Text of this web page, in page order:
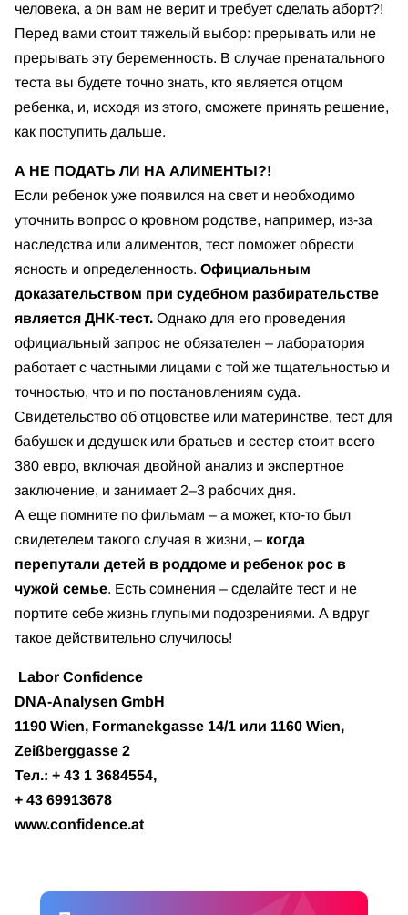
человека, а он вам не верит и требует сделать аборт?!
Перед вами стоит тяжелый выбор: прерывать или не
прерывать эту беременность. В случае пренатального
теста вы будете точно знать, кто является отцом
ребенка, и, исходя из этого, сможете принять решение,
как поступить дальше.
А НЕ ПОДАТЬ ЛИ НА АЛИМЕНТЫ?!
Если ребенок уже появился на свет и необходимо
уточнить вопрос о кровном родстве, например, из-за
наследства или алиментов, тест поможет обрести
ясность и определенность. Официальным
доказательством при судебном разбирательстве
является ДНК-тест. Однако для его проведения
официальный запрос не обязателен – лаборатория
работает с частными лицами с той же тщательностью и
точностью, что и по постановлениям суда.
Свидетельство об отцовстве или материнстве, тест для
бабушек и дедушек или братьев и сестер стоит всего
380 евро, включая двойной анализ и экспертное
заключение, и занимает 2–3 рабочих дня.
А еще помните по фильмам – а может, кто-то был
свидетелем такого случая в жизни, – когда
перепутали детей в роддоме и ребенок рос в
чужой семье. Есть сомнения – сделайте тест и не
портите себе жизнь глупыми подозрениями. А вдруг
такое действительно случилось!
Labor Confidence
DNA-Analysen GmbH
1190 Wien, Formanekgasse 14/1 или 1160 Wien,
Zeißberggasse 2
Тел.: + 43 1 3684554,
+ 43 69913678
www.confidence.at